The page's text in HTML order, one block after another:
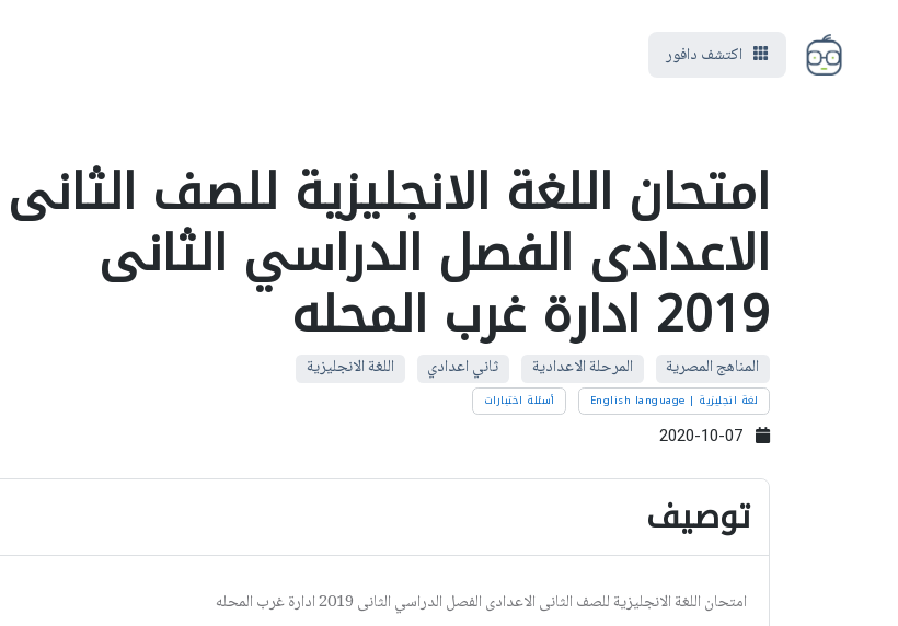
اكتشف دافور
امتحان اللغة الانجليزية للصف الثانى
الاعدادى الفصل الدراسي الثانى
2019 ادارة غرب المحله
المناهج المصرية المرحلة الاعدادية ثاني اعدادي اللغة الانجليزية
لغة انجليزية | English language أسئلة اختبارات
توصيف
امتحان اللغة الانجليزية للصف الثانى الاعدادى الفصل الدراسي الثانى 2019 ادارة غرب المحله